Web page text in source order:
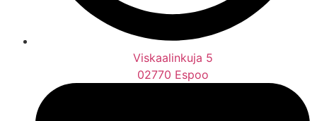
Viskaalinkuja 5
02770 Espoo